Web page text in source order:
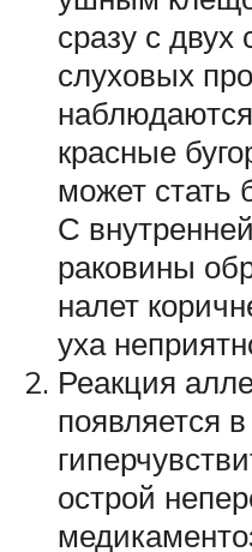
сразу с двух
слуховых
красные
может стать
С
раковины
налет
уха
Реакция
появляется
острой